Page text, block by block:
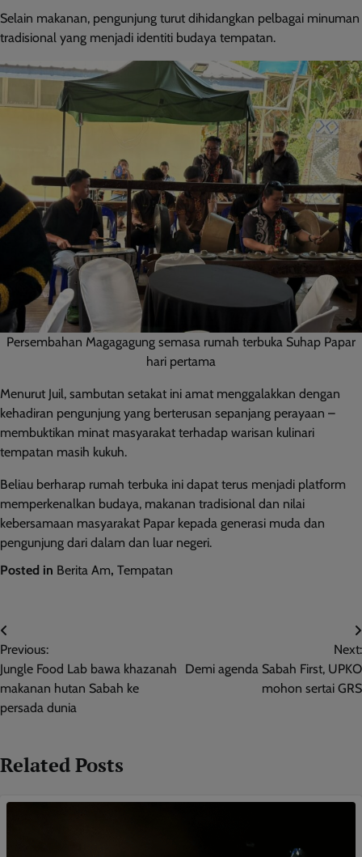
Selain makanan, pengunjung turut dihidangkan pelbagai minuman
tradisional yang menjadi identiti budaya tempatan.
Persembahan Magagagung semasa rumah terbuka Suhap Papar
hari pertama
Menurut Juil, sambutan setakat ini amat menggalakkan dengan
kehadiran pengunjung yang berterusan sepanjang perayaan –
membuktikan minat masyarakat terhadap warisan kulinari
tempatan masih kukuh.
Beliau berharap rumah terbuka ini dapat terus menjadi platform
memperkenalkan budaya, makanan tradisional dan nilai
kebersamaan masyarakat Papar kepada generasi muda dan
pengunjung dari dalam dan luar negeri.
Posted in Berita Am, Tempatan
Post
navigation
Previous:
Jungle Food Lab bawa khazanah
makanan hutan Sabah ke
persada dunia
Next:
Demi agenda Sabah First, UPKO
mohon sertai GRS
Related Posts